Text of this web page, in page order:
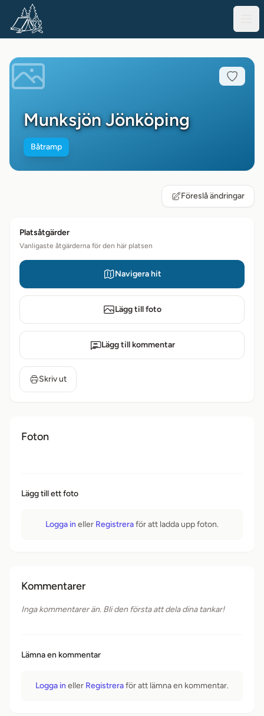
Munksjön Jönköping
Båtramp
Föreslå ändringar
Platsåtgärder
Vanligaste åtgärderna för den här platsen
Navigera hit
Lägg till foto
Lägg till kommentar
Skriv ut
Foton
Lägg till ett foto
Logga in eller Registreraför att ladda upp foton.
Kommentarer
Inga kommentarer än. Bli den första att dela dina tankar!
Lämna en kommentar
Logga in eller Registreraför att lämna en kommentar.